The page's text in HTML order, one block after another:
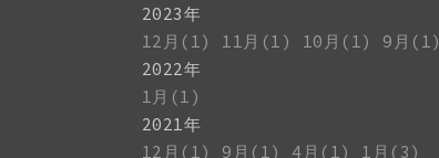
2023年
12月(1)
11月(1) 10月(1) 9月(1)
2022年
1月(1)
2021年
12月(1)
9月(1) 4月(1)
1月(3)